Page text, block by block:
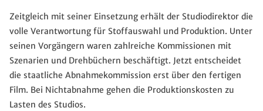
Zeitgleich mit seiner Einsetzung erhält der Studiodirektor die
volle Verantwortung für Stoffauswahl und Produktion. Unter
seinen Vorgängern waren zahlreiche Kommissionen mit
Szenarien und Drehbüchern beschäftigt. Jetzt entscheidet
die staatliche Abnahmekommission erst über den fertigen
Film. Bei Nichtabnahme gehen die Produktionskosten zu
Lasten des Studios.